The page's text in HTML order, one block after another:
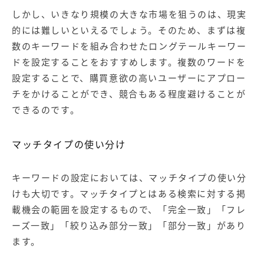
しかし、いきなり規模の大きな市場を狙うのは、現実
的には難しいといえるでしょう。そのため、まずは複
数のキーワードを組み合わせたロングテールキーワー
ドを設定することをおすすめします。複数のワードを
設定することで、購買意欲の高いユーザーにアプロー
チをかけることができ、競合もある程度避けることが
できるのです。
マッチタイプの使い分け
キーワードの設定においては、マッチタイプの使い分
けも大切です。マッチタイプとはある検索に対する掲
載機会の範囲を設定するもので、「完全一致」「フレ
ーズ一致」「絞り込み部分一致」「部分一致」があり
ます。